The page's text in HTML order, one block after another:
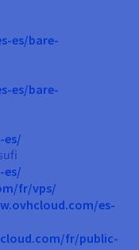
es/bare-
es/bare-
es/
es/
fr/vps/
es-
fr/public-